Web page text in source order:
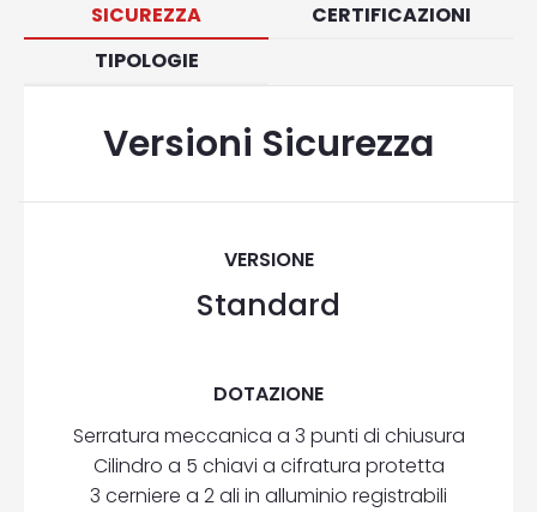
SICUREZZA
CERTIFICAZIONI
TIPOLOGIE
Versioni Sicurezza
VERSIONE
Standard
DOTAZIONE
Serratura meccanica a 3 punti di chiusura
Cilindro a 5 chiavi a cifratura protetta
3 cerniere a 2 ali in alluminio registrabili